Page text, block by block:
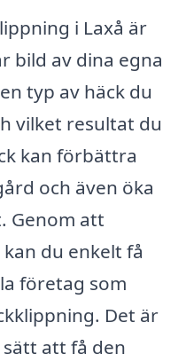
i Laxå är
bild av dina egna
typ av häck du
vilket resultat du
kan förbättra
och även öka
Genom att
du enkelt få
företag som
Det är
att få den